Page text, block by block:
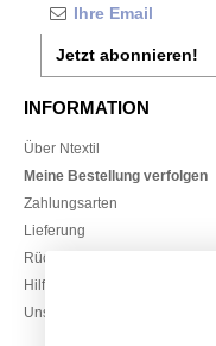
Jetzt abonnieren!
INFORMATION
Über Ntextil
Meine Bestellung verfolgen
Zahlungsarten
Lieferung
Rückerstattungen / Rückgaben
Hilfe & FAQs
Unsere Engagements